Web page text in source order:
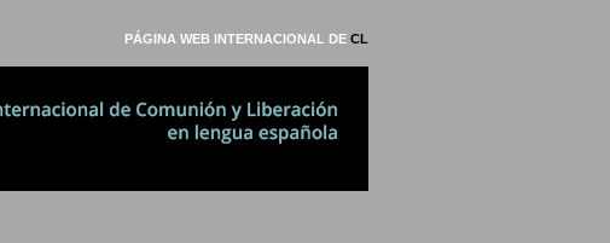
PÁGINA WEB INTERNACIONAL DE CL